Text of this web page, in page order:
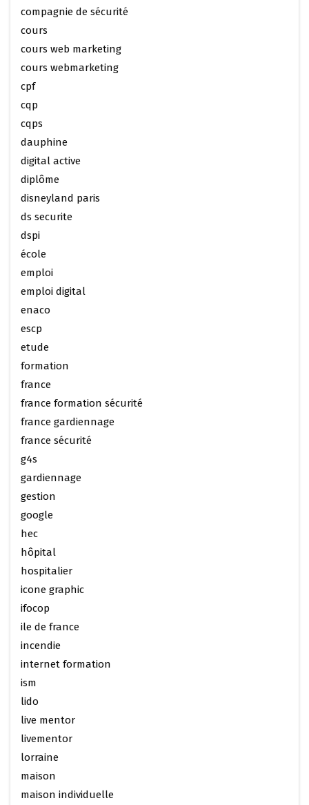
compagnie de sécurité
cours
cours web marketing
cours webmarketing
cpf
cqp
cqps
dauphine
digital active
diplôme
disneyland paris
ds securite
dspi
école
emploi
emploi digital
enaco
escp
etude
formation
france
france formation sécurité
france gardiennage
france sécurité
g4s
gardiennage
gestion
google
hec
hôpital
hospitalier
icone graphic
ifocop
ile de france
incendie
internet formation
ism
lido
live mentor
livementor
lorraine
maison
maison individuelle